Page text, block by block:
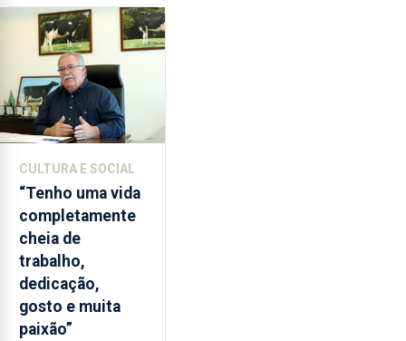
ensino
instituição
CULTURA E SOCIAL
“Tenho uma vida
completamente
cheia de
trabalho,
dedicação,
gosto e muita
paixão”